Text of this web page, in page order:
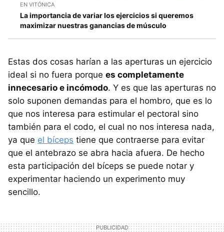
EN VITÓNICA
La importancia de variar los ejercicios si queremos
maximizar nuestras ganancias de músculo
Estas dos cosas harían a las aperturas un ejercicio
ideal si no fuera porque es completamente
innecesario e incómodo. Y es que las aperturas no
solo suponen demandas para el hombro, que es lo
que nos interesa para estimular el pectoral sino
también para el codo, el cual no nos interesa nada,
ya que el bíceps tiene que contraerse para evitar
que el antebrazo se abra hacia afuera. De hecho
esta participación del bíceps se puede notar y
experimentar haciendo un experimento muy
sencillo.